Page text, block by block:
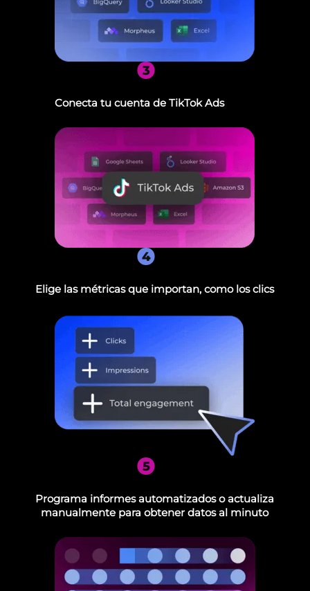
3
Conecta tu cuenta de TikTok Ads
Elige las métricas que importan, como los clics
4
5
Programa informes automatizados o actualiza
manualmente para obtener datos al minuto